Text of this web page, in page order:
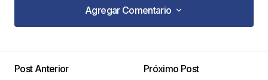
Agregar Comentario
Agregar Comentario
Post Anterior
Próximo Post